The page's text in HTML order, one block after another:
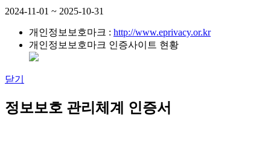
2024-11-01 ~ 2025-10-31
개인정보보호마크 : http://www.eprivacy.or.kr
개인정보보호마크 인증사이트 현황
닫기
정보보호 관리체계 인증서